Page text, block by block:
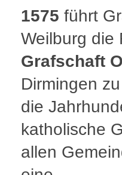
1575 führt
Weilburg
Grafschaft
Dirmingen
die
katholische
allen